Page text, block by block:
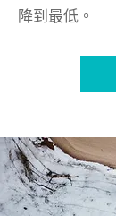
降到最低。